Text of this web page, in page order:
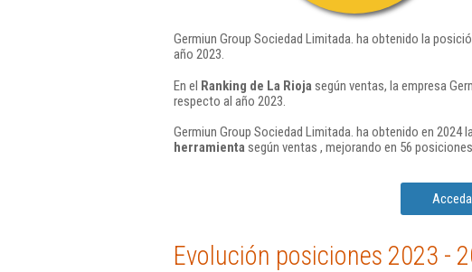
Germiun Group Sociedad Limitada. ha obtenido la
año 2023.
En el Ranking de La Rioja según ventas, la empresa
respecto al año 2023.
Germiun Group Sociedad Limitada. ha obtenido en 2024
herramientasegún ventas , mejorando en 56
Evolución posiciones 2023 -